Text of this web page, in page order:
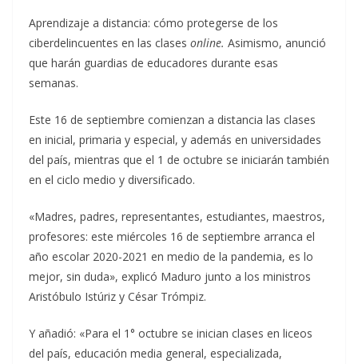
Aprendizaje a distancia: cómo protegerse de los
ciberdelincuentes en las clases online. Asimismo, anunció
que harán guardias de educadores durante esas
semanas.
Este 16 de septiembre comienzan a distancia las clases
en inicial, primaria y especial, y además en universidades
del país, mientras que el 1 de octubre se iniciarán también
en el ciclo medio y diversificado.
«Madres, padres, representantes, estudiantes, maestros,
profesores: este miércoles 16 de septiembre arranca el
año escolar 2020-2021 en medio de la pandemia, es lo
mejor, sin duda», explicó Maduro junto a los ministros
Aristóbulo Istúriz y César Trómpiz.
Y añadió: «Para el 1° octubre se inician clases en liceos
del país, educación media general, especializada,